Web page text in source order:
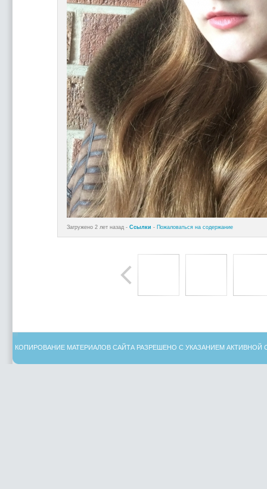
Загружено 2 лет назад - Ссылки - Пожаловаться на содержание
КОПИРОВАНИЕ МАТЕРИАЛОВ САЙТА РАЗРЕШЕНО С УКАЗАНИЕМ АКТИВНОЙ